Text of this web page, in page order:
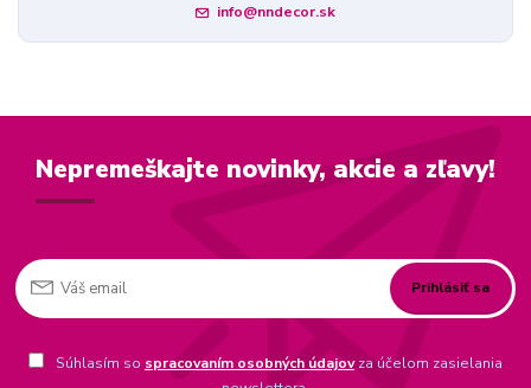
info@nndecor.sk
Nepremeškajte novinky, akcie a zľavy!
Prihlásiť sa
Súhlasím so spracovaním osobných údajovza účelom zasielania